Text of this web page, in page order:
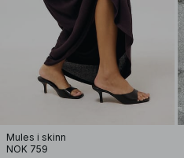
Mules i skinn
NOK 759